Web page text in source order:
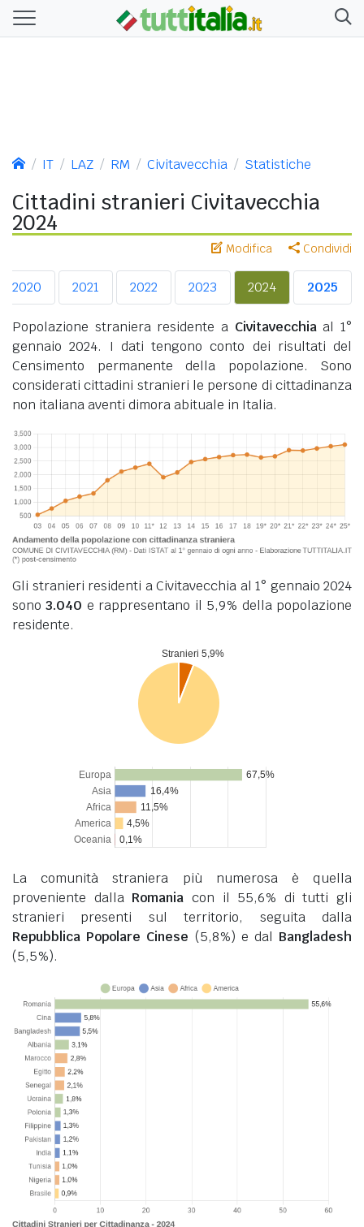
IT LAZ RM Civitavecchia Statistiche
Cittadini stranieri Civitavecchia
2024
Modifica Condividi
2020 2021 2022 2023 2024 2025
Popolazione straniera residente a Civitavecchiaal 1°
gennaio 2024. I dati tengono conto dei risultati del
Censimento permanente della popolazione. Sono
considerati cittadini stranieri le persone di cittadinanza
non italiana aventi dimora abituale in Italia.
Gli stranieri residenti a Civitavecchia al 1° gennaio 2024
sono3.040 e rappresentano il 5,9% della popolazione
residente.
La comunità straniera più numerosa è quella
proveniente dalla Romania con il 55,6% di tutti gli
stranieri presenti sul territorio, seguita dalla
Repubblica Popolare Cinese (5,8%) e dal Bangladesh
(5,5%).